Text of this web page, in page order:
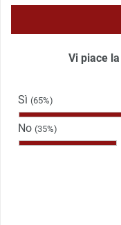
Vi piace
Sì (65%)
No (35%)